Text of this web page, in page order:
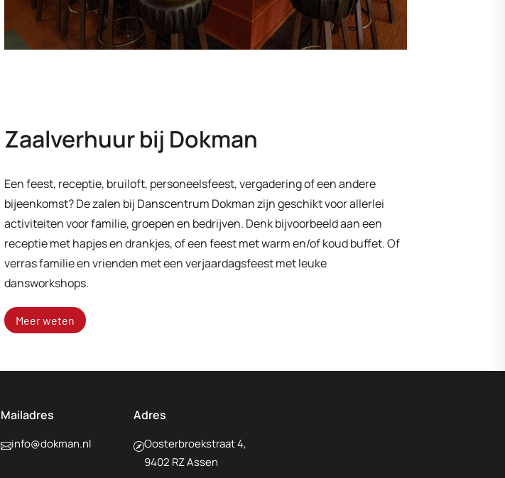
Zaalverhuur bij Dokman
Een feest, receptie, bruiloft, personeelsfeest, vergadering of een andere
bijeenkomst? De zalen bij Danscentrum Dokman zijn geschikt voor allerlei
activiteiten voor familie, groepen en bedrijven. Denk bijvoorbeeld aan een
receptie met hapjes en drankjes, of een feest met warm en/of koud buffet. Of
verras familie en vrienden met een verjaardagsfeest met leuke
dansworkshops.
Meer weten
Mailadres
info@dokman.nl
Adres
Oosterbroekstraat 4,
9402 RZ Assen